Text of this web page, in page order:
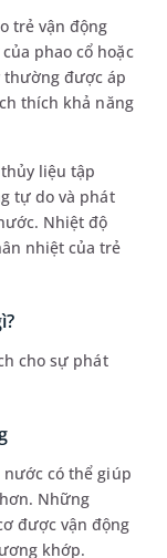
trẻ vận động
phao cổ hoặc
thường được áp
thích khả năng
liệu tập
tự do và phát
Nhiệt độ
nhiệt của trẻ
cho sự phát
có thể giúp
Những
được vận động
khớp.